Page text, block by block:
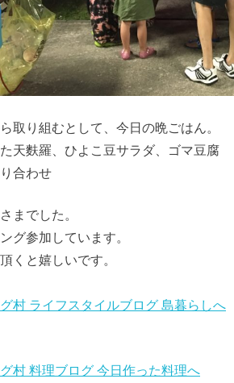
取り組むとして、今日の晩ごはん。
天麩羅、ひよこ豆サラダ、ゴマ豆腐
までした。
グ参加しています。
くと嬉しいです。